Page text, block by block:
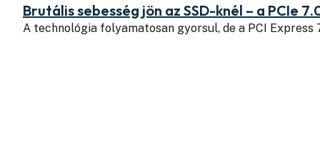
Brutális sebesség jön az SSD-knél – a PCIe
A technológia folyamatosan gyorsul, de a PCI Express